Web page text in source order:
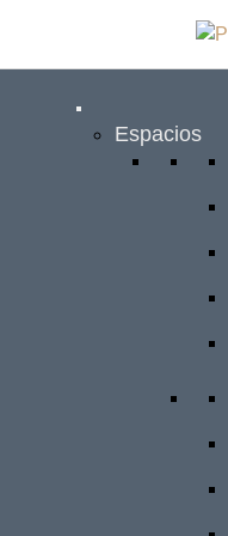
Espacios